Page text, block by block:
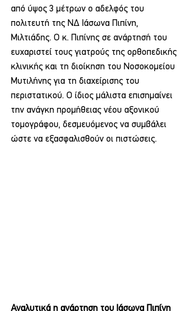
από ύψος 3 μέτρων ο αδελφός του
πολιτευτή της ΝΔ Ιάσωνα Πιπίνη,
Μιλτιάδης. Ο κ. Πιπίνης σε ανάρτησή του
ευχαριστεί τους γιατρούς της ορθοπεδικής
κλινικής και τη διοίκηση του Νοσοκομείου
Μυτιλήνης για τη διαχείρισης του
περιστατικού. Ο ίδιος μάλιστα επισημαίνει
την ανάγκη προμήθειας νέου αξονικού
τομογράφου, δεσμευόμενος να συμβάλει
ώστε να εξασφαλισθούν οι πιστώσεις.
Αναλυτικά η ανάρτηση του Ιάσωνα Πιπίνη